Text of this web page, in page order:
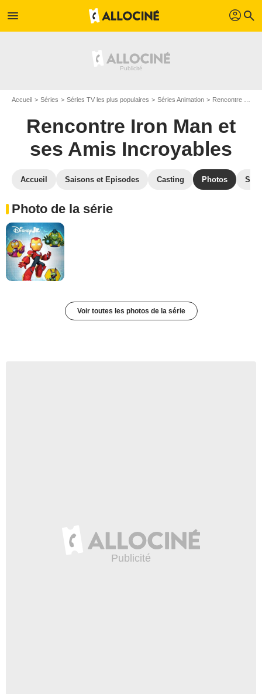
menu profil search
Accueil Séries Séries TV les plus populaires Séries Animation Rencontre Iron Man et ses Amis Incroyables
Rencontre Iron Man et
ses Amis Incroyables
Accueil Saisons et Episodes Casting Photos
Photo de la série
Voir toutes les photos de la série